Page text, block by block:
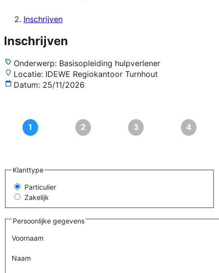
Inschrijven
Inschrijven
Onderwerp: Basisopleiding hulpverlener
Locatie: IDEWE Regiokantoor Turnhout
Datum: 25/11/2026
Klanttype
Particulier
Zakelijk
Persoonlijke gegevens
Voornaam
Naam